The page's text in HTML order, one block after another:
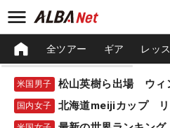
全ツアー ギア レッ
米国男子
国内女子 北海道meijiカップ リ